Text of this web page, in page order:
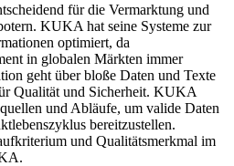
für die Vermarktung und
KUKA hat seine Systeme zur
optimiert, da
in globalen Märkten immer
geht über bloße Daten und Texte
Qualität und Sicherheit. KUKA
und Abläufe, um valide Daten
bereitzustellen.
und Qualitätsmerkmal im